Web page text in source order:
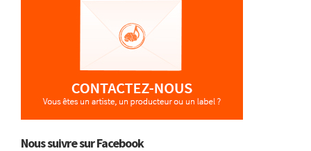
Nous suivre sur Facebook